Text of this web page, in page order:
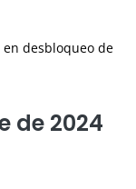
desbloqueo de
de 2024